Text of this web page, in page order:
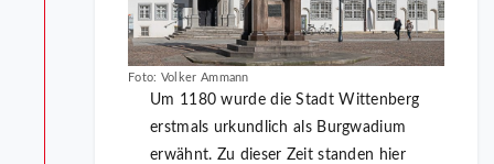
Foto: Volker Ammann
Um 1180 wurde die Stadt Wittenberg
erstmals urkundlich als Burgwadium
erwähnt. Zu dieser Zeit standen hier